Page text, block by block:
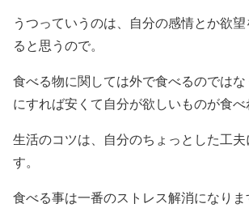
うつっていうのは、自分の感情とか欲
ると思うので。
食べる物に関しては外で食べるのではな
にすれば安くて自分が欲しいものが食べ
生活のコツは、自分のちょっとした工夫
す。
食べる事は一番のストレス解消になりま